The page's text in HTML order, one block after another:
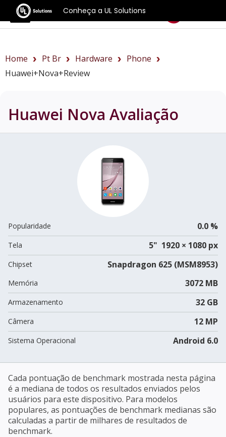
Conheça a UL Solutions
Benchmarks
Home Pt Br Hardware
Phone
Huawei+Nova+review
Huawei Nova Avaliação
Popularidade 0.0 %
Tela 5" 1920 × 1080 px
Chipset Snapdragon 625 (MSM8953)
Memória 3072 MB
Armazenamento 32 GB
Câmera 12 MP
Sistema Operacional Android 6.0
Cada pontuação de benchmark mostrada nesta página
é a mediana de todos os resultados enviados pelos
usuários para este dispositivo. Para modelos
populares, as pontuações de benchmark medianas são
calculadas a partir de milhares de resultados de
benchmark.